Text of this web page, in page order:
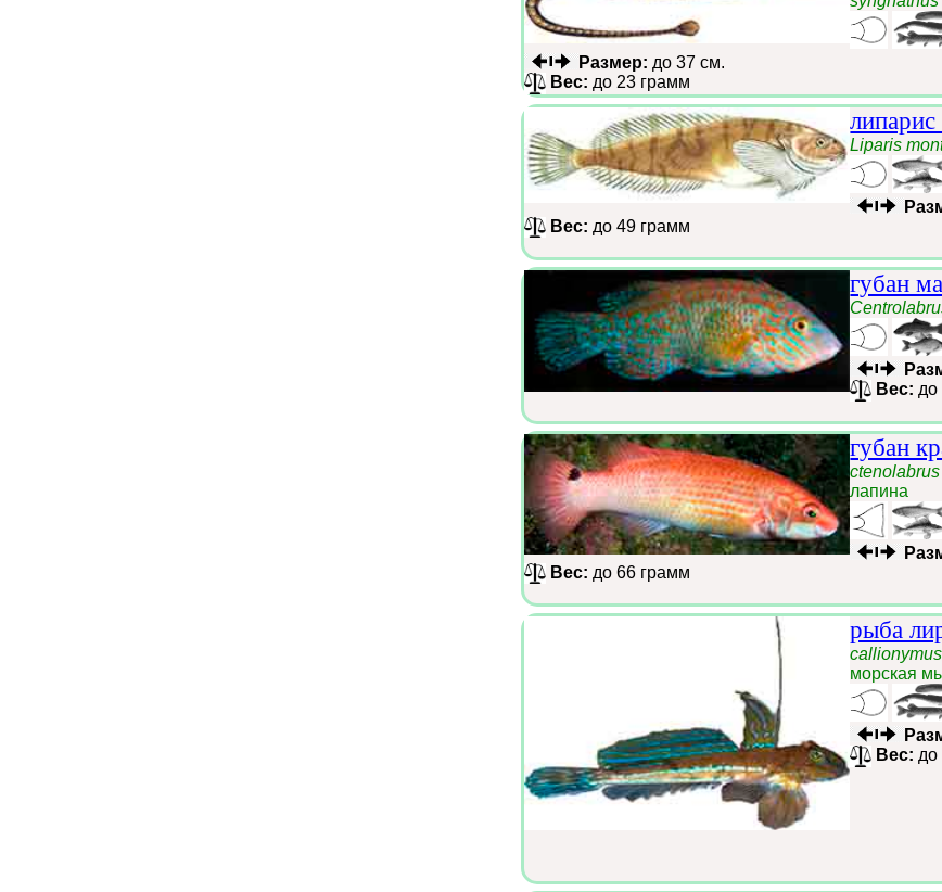
Размер: до 37 см.
Вес: до 23 грамм
Liparis
Вес: до 49 грамм
губан
Вес: до
губан
лапина
Вес: до 66 грамм
рыба
морская
Вес: до